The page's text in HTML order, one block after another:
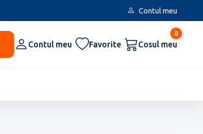
Contul meu
Contul meu Favorite
0
Cosul meu